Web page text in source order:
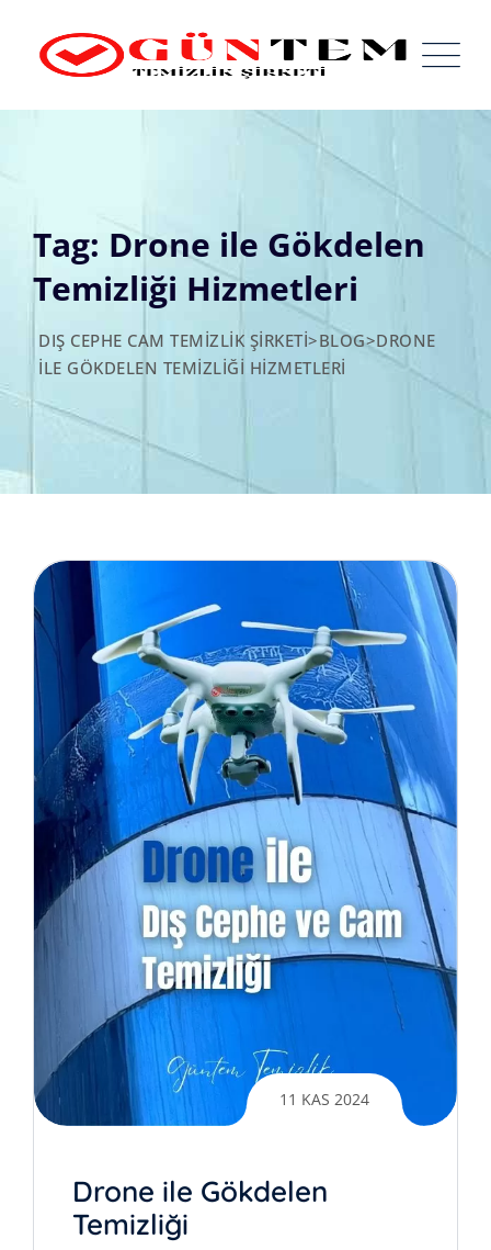
content
Tag: Drone ile Gökdelen
Temizliği Hizmetleri
DIŞ CEPHE CAM TEMIZLIK ŞIRKETI>BLOG>DRONE
ILE GÖKDELEN TEMIZLIĞI HIZMETLERI
11 KAS 2024
Drone ile Gökdelen
Temizliği